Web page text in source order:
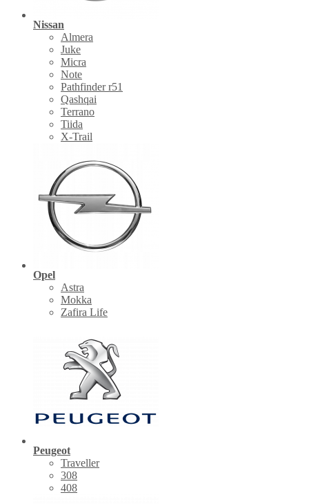
Nissan
Almera
Juke
Micra
Note
Pathfinder r51
Qashqai
Terrano
Tiida
X-Trail
Opel
Astra
Mokka
Zafira Life
Peugeot
Traveller
308
408